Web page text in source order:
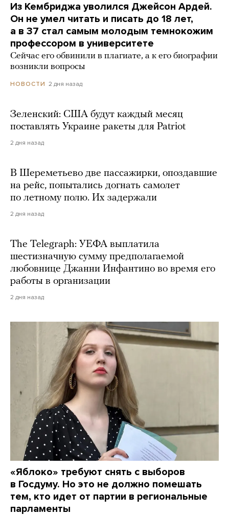
Из Кембриджа уволился Джейсон Ардей.
Он не умел читать и писать до 18 лет,
а в 37 стал самым молодым темнокожим
профессором в университете
Сейчас его обвинили в плагиате, а к его биографии
возникли вопросы
НОВОСТИ 2 дня назад
Зеленский: США будут каждый месяц
поставлять Украине ракеты для Patriot
2 дня назад
В Шереметьево две пассажирки, опоздавшие
на рейс, попытались догнать самолет
по летному полю. Их задержали
2 дня назад
The Telegraph: УЕФА выплатила
шестизначную сумму предполагаемой
любовнице Джанни Инфантино во время его
работы в организации
2 дня назад
«Яблоко» требуют снять с выборов
в Госдуму. Но это не должно помешать
тем, кто идет от партии в региональные
парламенты